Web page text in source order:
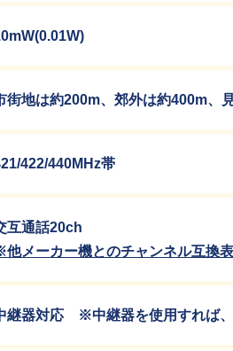
街地は約200m、郊外は約400m、
422/440MHz帯
互通話20ch
他メーカー機とのチャンネル互換
継器対応 ※中継器を使用すれば、